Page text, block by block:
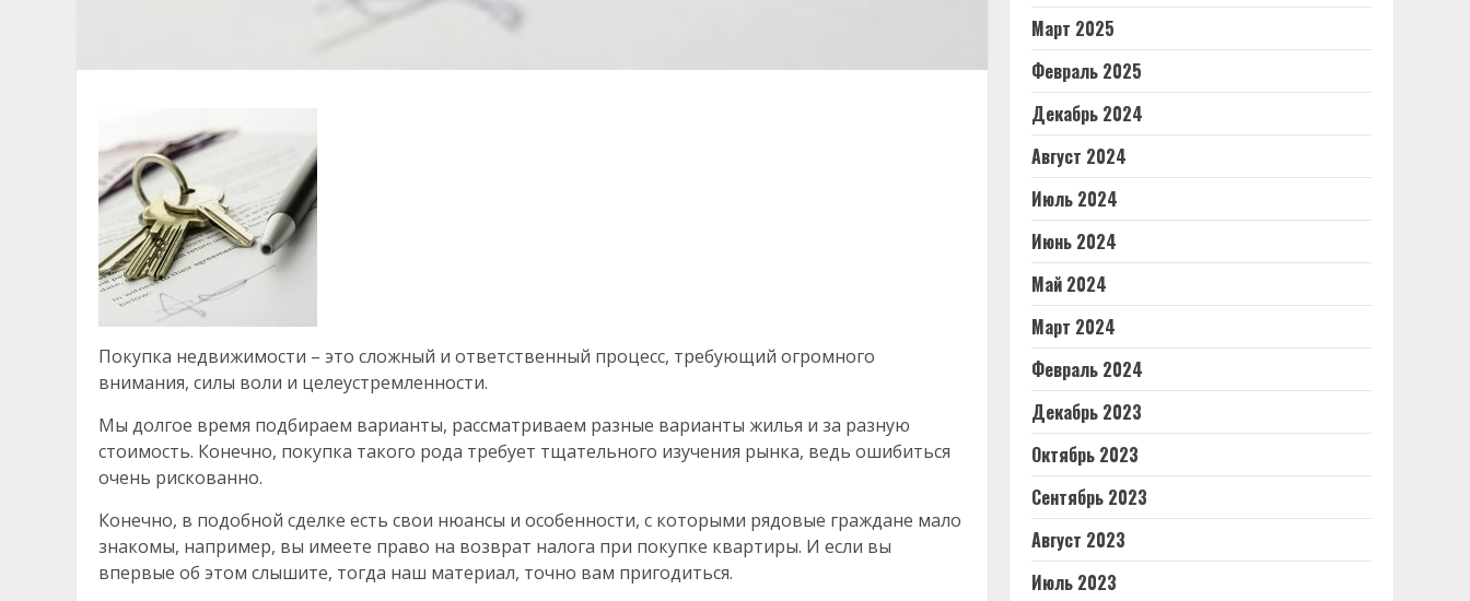
Покупка недвижимости – это сложный и ответственный процесс, требующий огромного
внимания, силы воли и целеустремленности.
Мы долгое время подбираем варианты, рассматриваем разные варианты жилья и за разную
стоимость. Конечно, покупка такого рода требует тщательного изучения рынка, ведь ошибиться
очень рискованно.
Конечно, в подобной сделке есть свои нюансы и особенности, с которыми рядовые граждане мало
знакомы, например, вы имеете право на возврат налога при покупке квартиры. И если вы
впервые об этом слышите, тогда наш материал, точно вам пригодиться.
Март 2025
Февраль 2025
Декабрь 2024
Август 2024
Июль 2024
Июнь 2024
Май 2024
Март 2024
Февраль 2024
Декабрь 2023
Октябрь 2023
Сентябрь 2023
Август 2023
Июль 2023